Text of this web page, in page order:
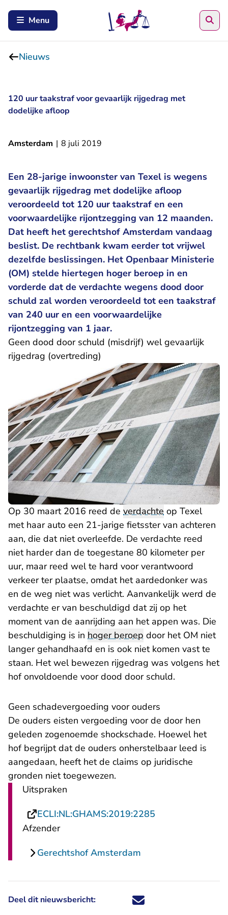
Menu
Nieuws
120 uur taakstraf voor gevaarlijk rijgedrag met
dodelijke afloop
Amsterdam | 8 juli 2019
Een 28-jarige inwoonster van Texel is wegens
gevaarlijk rijgedrag met dodelijke afloop
veroordeeld tot 120 uur taakstraf en een
voorwaardelijke rijontzegging van 12 maanden.
Dat heeft het gerechtshof Amsterdam vandaag
beslist. De rechtbank kwam eerder tot vrijwel
dezelfde beslissingen. Het Openbaar Ministerie
(OM) stelde hiertegen hoger beroep in en
vorderde dat de verdachte wegens dood door
schuld zal worden veroordeeld tot een taakstraf
van 240 uur en een voorwaardelijke
rijontzegging van 1 jaar.
Geen dood door schuld (misdrijf) wel gevaarlijk
rijgedrag (overtreding)
Op 30 maart 2016 reed de verdachte op Texel
met haar auto een 21-jarige fietsster van achteren
aan, die dat niet overleefde. De verdachte reed
niet harder dan de toegestane 80 kilometer per
uur, maar reed wel te hard voor verantwoord
verkeer ter plaatse, omdat het aardedonker was
en de weg niet was verlicht. Aanvankelijk werd de
verdachte er van beschuldigd dat zij op het
moment van de aanrijding aan het appen was. Die
beschuldiging is in hoger beroep door het OM niet
langer gehandhaafd en is ook niet komen vast te
staan. Het wel bewezen rijgedrag was volgens het
hof onvoldoende voor dood door schuld.
Geen schadevergoeding voor ouders
De ouders eisten vergoeding voor de door hen
geleden zogenoemde shockschade. Hoewel het
hof begrijpt dat de ouders onherstelbaar leed is
aangedaan, heeft het de claims op juridische
gronden niet toegewezen.
Uitspraken
ECLI:NL:GHAMS:2019:2285
Afzender
Gerechtshof Amsterdam
Deel dit nieuwsbericht: Deel dit nieuwsbericht via X -
Deel dit nieuwsbericht via
Deel dit nieuwsbericht
Deel dit